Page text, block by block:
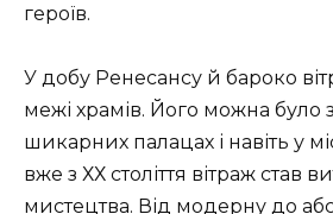
героїв.
У добу Ренесансу й бароко
межі храмів. Його можна було
шикарних палацах і навіть у
вже з ХХ століття вітраж став
мистецтва. Від модерну до